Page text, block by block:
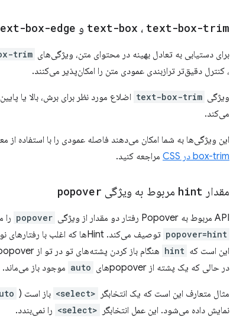
text-box ، text-box-trim و box-edge
برای دستیابی به تعادل بهینه در محتوای متن، ویژگی‌های trim
، کنترل دقیق‌تر ترازبندی عمودی متن را امکان‌پذیر می‌کنند.
ویژگی text-box-trim اضلاع مورد نظر برای برش، بالا یا
می‌کند.
این ویژگی‌ها به شما امکان می‌دهند فاصله عمودی را با استفاده از
box-trim در CSS
مراجعه کنید.
مقدار hint مربوط به ویژگی popover
API مربوط به Popover رفتار دو مقدار از ویژگی popover
popover=hint
این است که hint هنگام باز کردن پشته‌های تو در تو از popoverها، تابع
در حالی که یک پشته از popoverهای
auto موجود باز می‌ماند.
مثال متعارف این است که یک انتخابگر <select> باز است (
نمایش داده می‌شود. این عمل انتخابگر
<select> را نمی‌بندد.